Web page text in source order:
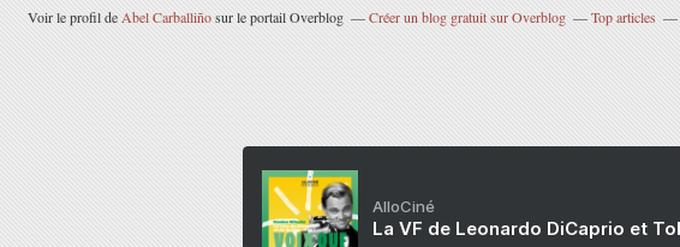
Voir le profil de Abel Carballiñosur le portail Overblog Créer un blog gratuit sur Overblog Top articles
AlloCiné
La VF de Leonardo DiCaprio et